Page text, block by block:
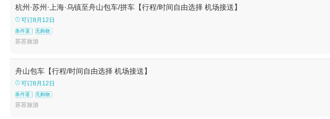
城+舟山绿城喜来登酒店自助餐厅+普陀山观音圣境文化体验馆+舟山水上飞机游览+“不肯去观音
SR20“空中宝马”飞行体验+朱家尖漳州渔村出海捕鱼+传奇庄园+舟山万花谷+普陀山空中游览+嵊
佛顶山索道+海印池+双合石头记皮划艇俱乐部+朱家尖观音法界+东海郊野公园+岱山岛+普陀山
山长乔海洋公园+舟山长乔海洋国际旅游度假区+舟山保利开元森泊度假乐园+舟山长乔海豚湾水
杭州·苏州·上海·乌镇至舟山包车/拼车【行程/时间自由选择 机场接送】
可订8月12日
条件退 无购物
苏苏旅游
舟山包车【行程/时间自由选择 机场接送】
可订8月12日
条件退 无购物
苏苏旅游